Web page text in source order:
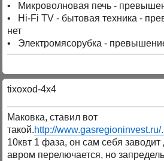
• Микроволновая печь -
• Hi-Fi TV - бытовая техника -
нет
• Электромясорубка -
tixoxod-4x4
Маковка, ставил вот
такой.http://
10квт 1 фаза, он сам себя заводит
авром перелючается, но